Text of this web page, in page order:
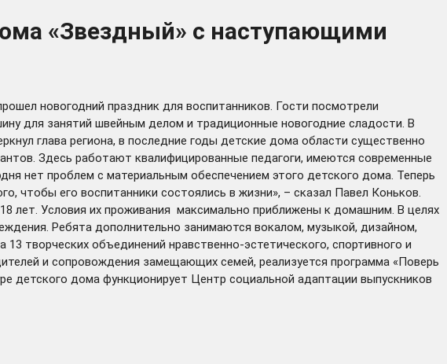
«Звездный» с наступающими
новогодний праздник для воспитанников. Гости посмотрели
для занятий швейным делом и традиционные новогодние сладости. В
глава региона, в последние годы детские дома области существенно
Здесь работают квалифицированные педагоги, имеются современные
нет проблем с материальным обеспечением этого детского дома. Теперь
чтобы его воспитанники состоялись в жизни», – сказал Павел Коньков.
лет. Условия их проживания максимально приближены к домашним. В целях
Ребята дополнительно занимаются вокалом, музыкой, дизайном,
творческих объединений нравственно-эстетического, спортивного и
и сопровождения замещающих семей, реализуется программа «Поверь
детского дома функционирует Центр социальной адаптации выпускников